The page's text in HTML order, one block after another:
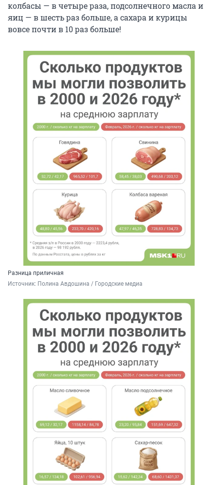
колбасы — в четыре раза, подсолнечного масла и
яиц — в шесть раз больше, а сахара и курицы
вовсе почти в 10 раз больше!
Разница приличная
Источник: Полина Авдошина / Городские медиа